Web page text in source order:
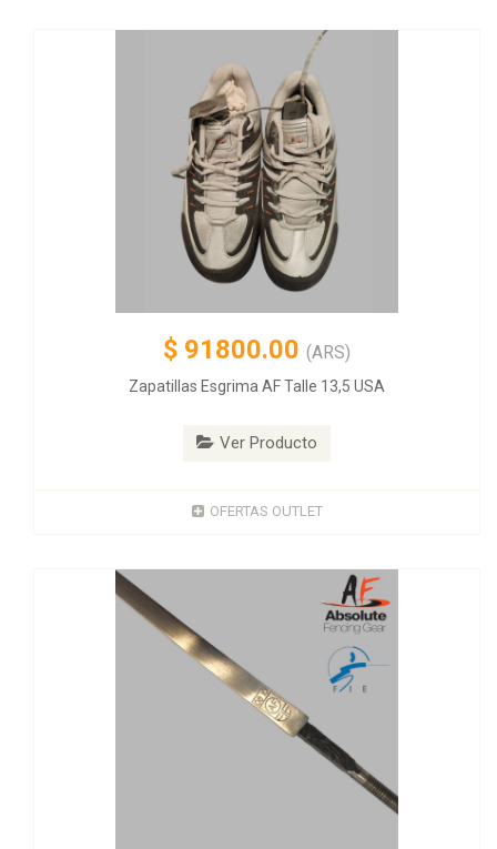
$ 91800.00 (ARS)
Zapatillas Esgrima AF Talle 13,5 USA
Ver Producto
OFERTAS OUTLET